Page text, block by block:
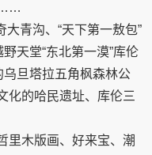
……
大青沟、“天下第一敖包”
天堂“东北第一漠”库伦
乌旦塔拉五角枫森林公
的哈民遗址、库伦三
里木版画、好来宝、潮